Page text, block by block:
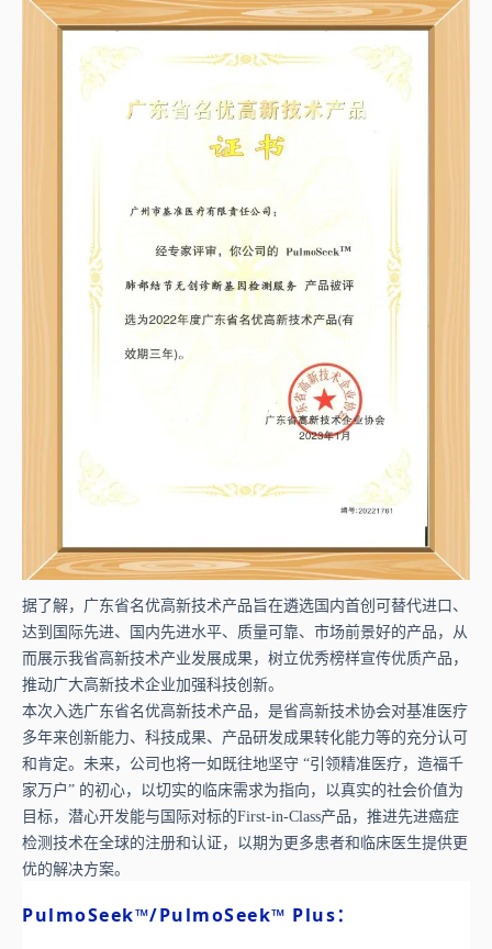
据了解，广东省名优高新技术产品旨在遴选国内首创可替代进口、
达到国际先进、国内先进水平、质量可靠、市场前景好的产品，从
而展示我省高新技术产业发展成果，树立优秀榜样宣传优质产品，
推动广大高新技术企业加强科技创新。
本次入选广东省名优高新技术产品，是省高新技术协会对基准医疗
多年来创新能力、科技成果、产品研发成果转化能力等的充分认可
和肯定。未来，公司也将一如既往地坚守 “引领精准医疗，造福千
家万户” 的初心，以切实的临床需求为指向，以真实的社会价值为
目标，潜心开发能与国际对标的First-in-Class产品，推进先进癌症
检测技术在全球的注册和认证，以期为更多患者和临床医生提供更
优的解决方案。
PulmoSeek™/PulmoSeek™ Plus：